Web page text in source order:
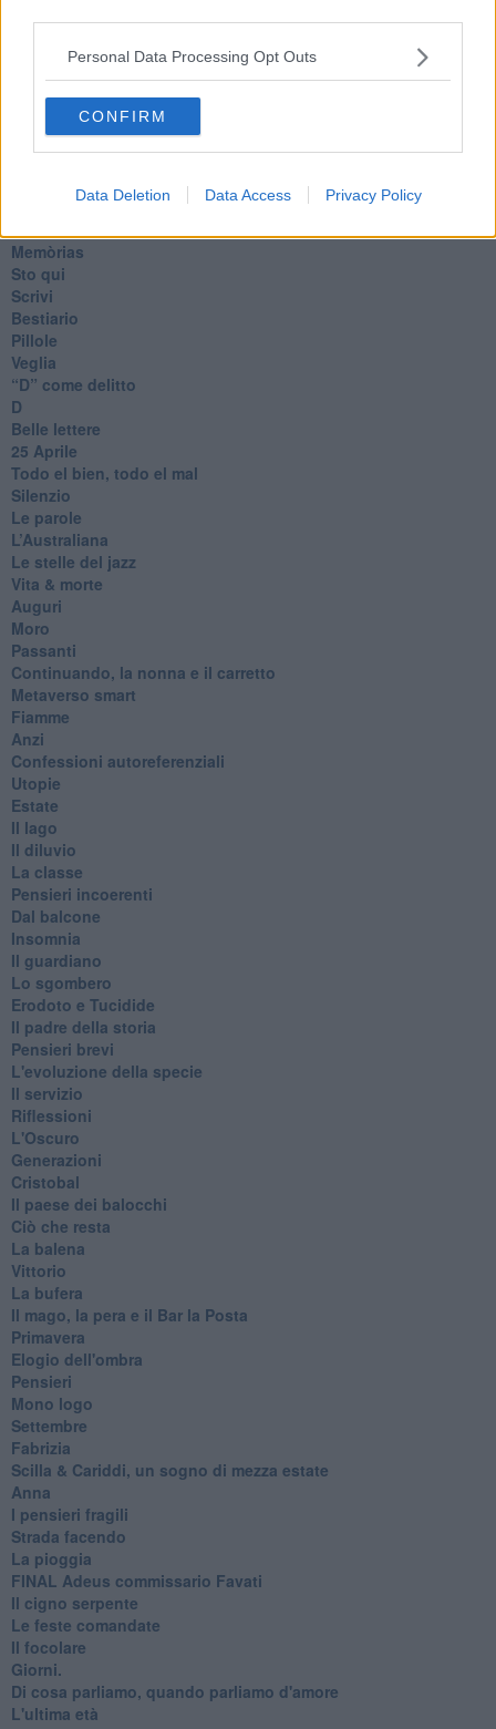
Personal Data Processing Opt Outs
CONFIRM
Data Deletion Data Access Privacy Policy
Il telefono del vento
Testamento & Commiato
​La colpa - Memorie del commissario
Gracias a la vida
Fly me to the moon
Memòrias
Sto qui
Scrivi
Bestiario
Pillole
Veglia
​“D” come delitto
D
Belle lettere
25 Aprile
Todo el bien, todo el mal
Silenzio
Le parole
​L’Australiana
Le stelle del jazz
Vita & morte
Auguri
Moro
Passanti
Continuando, la nonna e il carretto
Metaverso smart
Fiamme
Anzi
Confessioni autoreferenziali
Utopie
Estate
Il lago
Il diluvio
La classe
Pensieri incoerenti
Dal balcone
Insomnia
Il guardiano
Lo sgombero
Erodoto e Tucidide
Il padre della storia
Pensieri brevi
L'evoluzione della specie
Il servizio
Riflessioni
L'Oscuro
Generazioni
Cristobal
Il paese dei balocchi
Ciò che resta
La balena
Vittorio
La bufera
Il mago, la pera e il Bar la Posta
Primavera
Elogio dell'ombra
Pensieri
Mono logo
Settembre
Fabrizia
​Scilla & Cariddi, un sogno di mezza estate
Anna
I pensieri fragili
Strada facendo
La pioggia
FINAL Adeus commissario Favati
Il cigno serpente
Le feste comandate
Il focolare
Giorni.
Di cosa parliamo, quando parliamo d'amore
L'ultima età